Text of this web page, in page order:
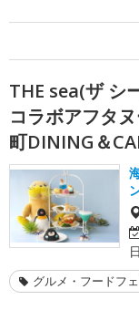
THE sea(ザ シ
コラボアフタ
町DINING＆
グルメ・フードフ